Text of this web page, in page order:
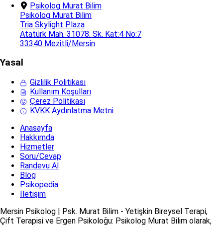
Psikolog Murat Bilim
Psikolog Murat Bilim
Tria Skylight Plaza
Atatürk Mah. 31078. Sk. Kat:4 No:7
33340 Mezitli/Mersin
Yasal
Gizlilik Politikası
Kullanım Koşulları
Çerez Politikası
KVKK Aydınlatma Metni
Anasayfa
Hakkımda
Hizmetler
Soru/Cevap
Randevu Al
Blog
Psikopedia
İletişim
Mersin Psikolog | Psk. Murat Bilim - Yetişkin Bireysel Terapi,
Çift Terapisi ve Ergen Psikoloğu: Psikolog Murat Bilim olarak,